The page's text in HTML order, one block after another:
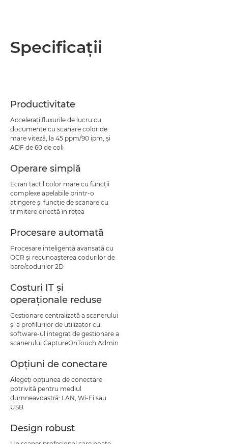
Specificaţii
Productivitate
Acceleraţi fluxurile de lucru cu
documente cu scanare color de
mare viteză, la 45 ppm/90 ipm, şi
ADF de 60 de coli
Operare simplă
Ecran tactil color mare cu funcţii
complexe apelabile printr-o
atingere şi funcţie de scanare cu
trimitere directă în reţea
Procesare automată
Procesare inteligentă avansată cu
OCR şi recunoaşterea codurilor de
bare/codurilor 2D
Costuri IT şi
operaţionale reduse
Gestionare centralizată a scanerului
şi a profilurilor de utilizator cu
software-ul integrat de gestionare a
scanerului CaptureOnTouch Admin
Opţiuni de conectare
Alegeţi opţiunea de conectare
potrivită pentru mediul
dumneavoastră: LAN, Wi-Fi sau
USB
Design robust